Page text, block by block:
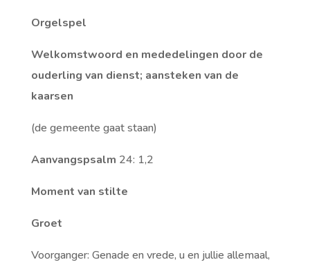
Orgelspel
Welkomstwoord en mededelingen door de
ouderling van dienst; aansteken van de
kaarsen
(de gemeente gaat staan)
Aanvangspsalm 24: 1,2
Moment van stilte
Groet
Voorganger: Genade en vrede, u en jullie allemaal,